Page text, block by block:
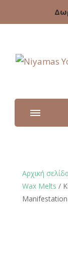
Αρχική
Wax Melts /